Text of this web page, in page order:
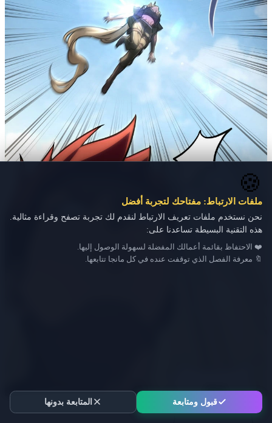
🍪
ملفات الارتباط: مفتاحك لتجربة أفضل
نحن نستخدم ملفات تعريف الارتباط لنقدم لك تجربة تصفح وقراءة مثالية.
هذه التقنية البسيطة تساعدنا على:
❤️ الاحتفاظ بقائمة أعمالك المفضلة لسهولة الوصول إليها.
🔖 معرفة الفصل الذي توقفت عنده في كل مانجا تتابعها.
قبول ومتابعة المتابعة بدونها